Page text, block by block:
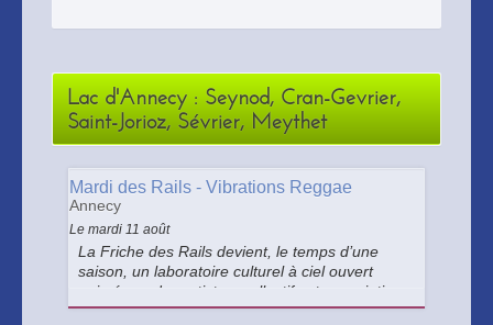
Lac d'Annecy : Seynod, Cran-Gevrier,
Saint-Jorioz, Sévrier, Meythet
Mardi des Rails - Vibrations Reggae
Annecy
Le mardi 11 août
La Friche des Rails devient, le temps d’une
saison, un laboratoire culturel à ciel ouvert
animé par des artistes, collectifs et associations
autour d’une programmation éclectique,